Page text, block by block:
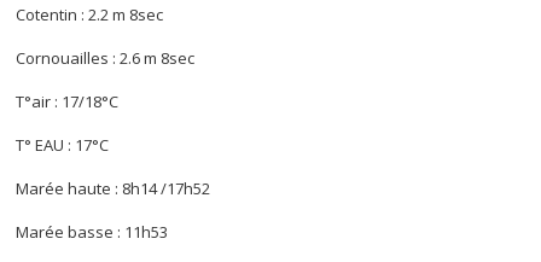
Cotentin : 2.2 m 8sec
Cornouailles : 2.6 m 8sec
T°air : 17/18°C
T° EAU : 17°C
Marée haute : 8h14 /17h52
Marée basse : 11h53